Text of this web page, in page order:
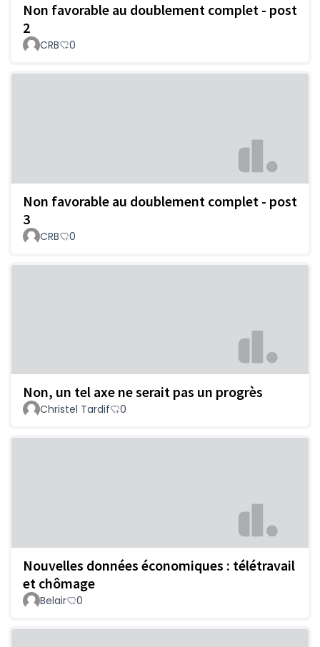
Non favorable au doublement complet - post
2
CRB 0
Non favorable au doublement complet - post
3
CRB 0
Non, un tel axe ne serait pas un progrès
Christel Tardif 0
Nouvelles données économiques : télétravail
et chômage
Belair 0